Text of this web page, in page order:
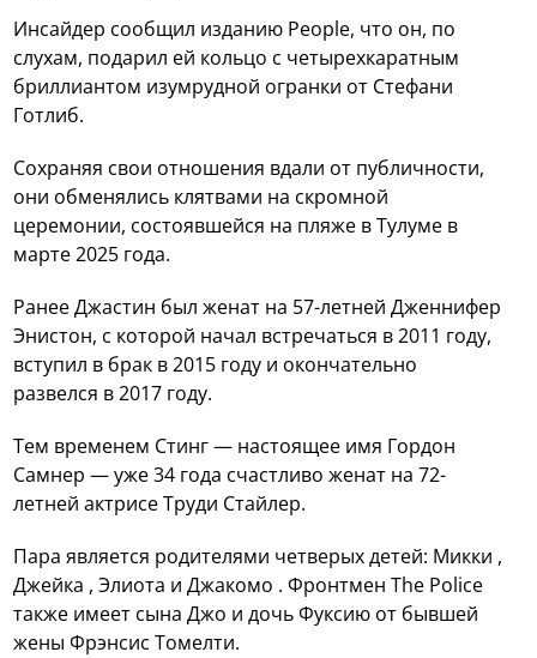
Инсайдер сообщил изданию People, что он, по
слухам, подарил ей кольцо с четырехкаратным
бриллиантом изумрудной огранки от Стефани
Готлиб.
Сохраняя свои отношения вдали от публичности,
они обменялись клятвами на скромной
церемонии, состоявшейся на пляже в Тулуме в
марте 2025 года.
Ранее Джастин был женат на 57-летней Дженнифер
Энистон, с которой начал встречаться в 2011 году,
вступил в брак в 2015 году и окончательно
развелся в 2017 году.
Тем временем Стинг — настоящее имя Гордон
Самнер — уже 34 года счастливо женат на 72-
летней актрисе Труди Стайлер.
Пара является родителями четверых детей: Микки ,
Джейка , Элиота и Джакомо . Фронтмен The Police
также имеет сына Джо и дочь Фуксию от бывшей
жены Фрэнсис Томелти.